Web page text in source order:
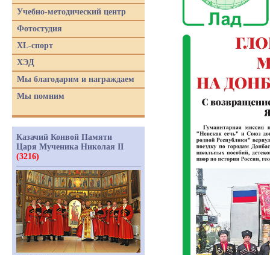
Учебно-методический центр
Фотостудия
XL-спорт
ХЭД
Мы благодарим и награждаем
Мы помним
Казачий Конвой Памяти
Царя Мученика Николая II
(3216)